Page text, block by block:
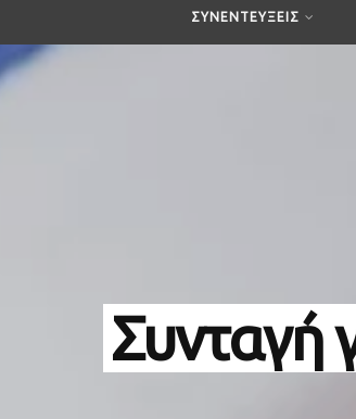
ΣΥΝΕΝΤΕΥΞΕΙΣ
Συνταγή